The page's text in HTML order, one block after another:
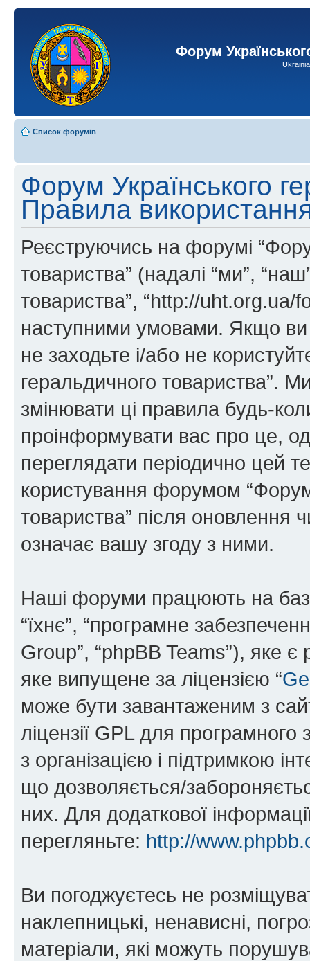
Форум
Список форумів
Форум Українського
Правила
Реєструючись на форумі
товариства” (надалі “ми”,
товариства”, “http://uht.org.ua/
наступними умовами. Якщо ви
не заходьте і/або не
геральдичного товариства”.
змінювати ці правила будь-
проінформувати вас про це,
переглядати періодично цей
користування форумом
товариства” після оновлення
означає вашу згоду з ними.
Наші форуми працюють на
“їхнє”, “програмне
Group”, “phpBB Teams”), яке
яке випущене за ліцензією “
може бути завантаженим з
ліцензії GPL для
з організацією і підтримкою
що дозволяється/
них. Для додаткової
перегляньте: http://
Ви погоджуєтесь не
наклепницькі, ненависні,
матеріали, які можуть